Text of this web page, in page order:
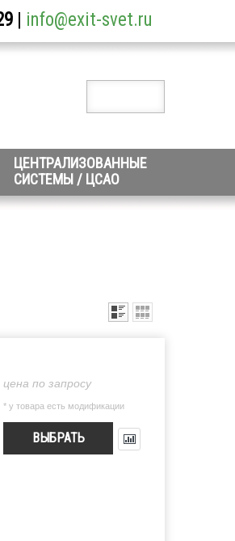
info@exit-svet.ru
ЦЕНТРАЛИЗОВАННЫЕ
СИСТЕМЫ / ЦСАО
цена по запросу
* у товара есть модификации
ВЫБРАТЬ